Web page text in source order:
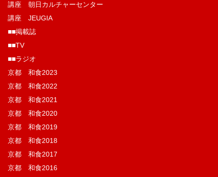
講座 朝日カルチャーセンター
講座 JEUGIA
■■掲載誌
■■TV
■■ラジオ
京都 和食2023
京都 和食2022
京都 和食2021
京都 和食2020
京都 和食2019
京都 和食2018
京都 和食2017
京都 和食2016